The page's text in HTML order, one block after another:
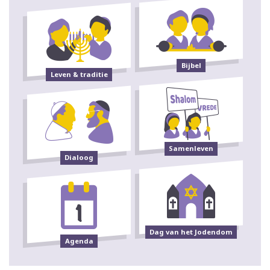
Leven & traditie
Bijbel
Dialoog
Samenleven
Agenda
Dag van het Jodendom